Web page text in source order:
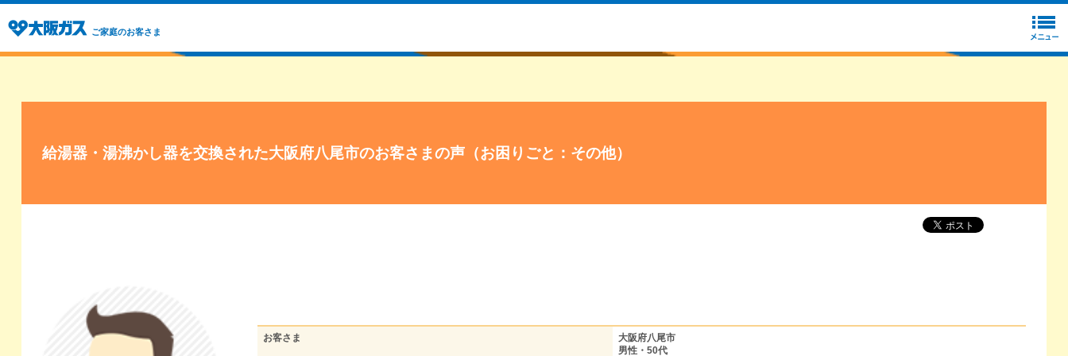
ご家庭のお客さま
給湯器・湯沸かし器を交換された大阪府八尾市のお客さまの声（お困りごと：その他）
お客さま
大阪府八尾市
男性・50代